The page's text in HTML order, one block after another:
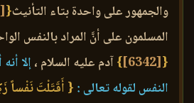
والجمهور على واحدة بتاء التأنيث{
[6341]
المسلمون على أنَّ المراد بالنفس
{
[6342]
}آدم عليه السلام ،إلا
النفس لقوله تعالى : { أَقَتَلْتَ نَفْساً